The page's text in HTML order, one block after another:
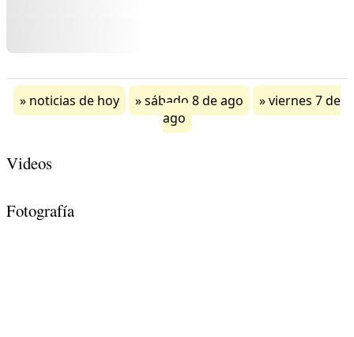
noticias de hoy sábado 8 de ago
viernes 7 de
ago
Videos
Fotografía